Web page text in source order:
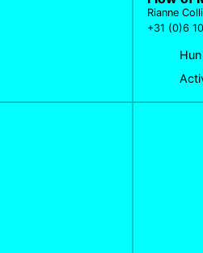
Rianne
+31 (0)6